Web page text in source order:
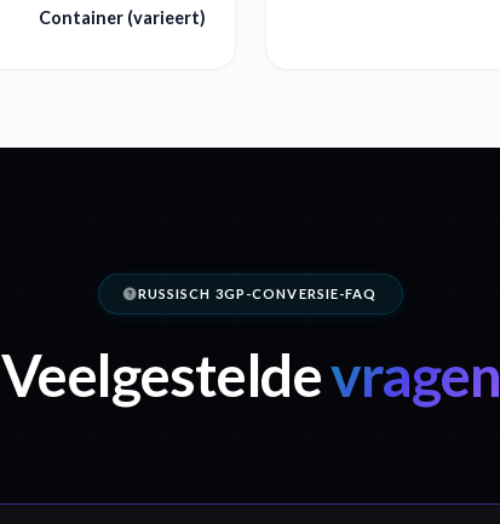
Container (varieert)
RUSSISCH 3GP-CONVERSIE-FAQ
Veelgesteldevragen